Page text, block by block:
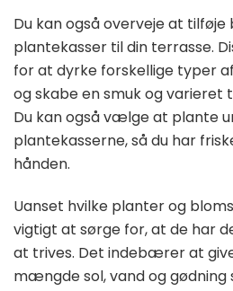
Du kan også overveje at
plantekasser til din terrasse.
for at dyrke forskellige typer
og skabe en smuk og varieret
Du kan også vælge at plante
plantekasserne, så du har
hånden.
Uanset hvilke planter og
vigtigt at sørge for, at de har
at trives. Det indebærer at
mængde sol, vand og